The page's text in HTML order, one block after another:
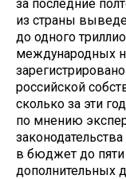
за последние
из страны
до одного
международных
российской
сколько за эти
по мнению
в бюджет до пяти
дополнительных